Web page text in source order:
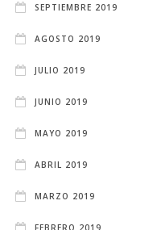
SEPTIEMBRE 2019
AGOSTO 2019
JULIO 2019
JUNIO 2019
MAYO 2019
ABRIL 2019
MARZO 2019
FEBRERO 2019